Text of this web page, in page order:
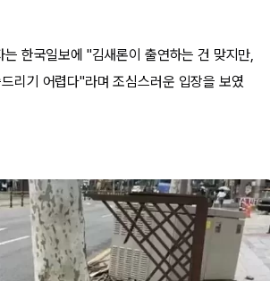
한국일보에 "김새론이 출연하는 건 맞지만,
리기 어렵다"라며 조심스러운 입장을 보였